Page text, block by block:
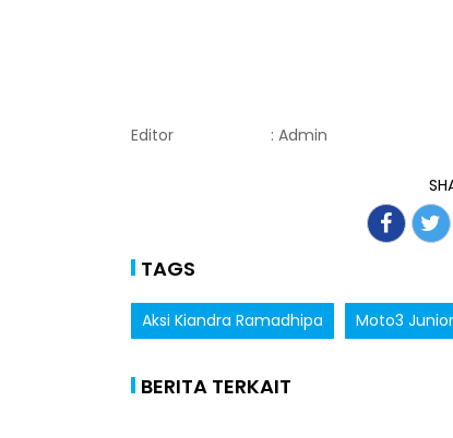
Editor : Admin
TAGS
Aksi Kiandra Ramadhipa Moto3
BERITA TERKAIT